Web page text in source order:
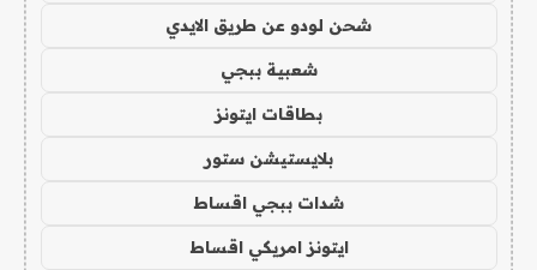
شحن لودو عن طريق الايدي
شعبية ببجي
بطاقات ايتونز
بلايستيشن ستور
شدات ببجي اقساط
ايتونز امريكي اقساط